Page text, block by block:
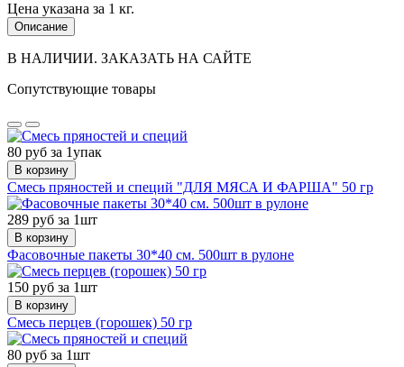
Цена указана за 1 кг.
Описание
В НАЛИЧИИ. ЗАКАЗАТЬ НА САЙТЕ
Сопутствующие товары
80 руб за 1упак
В корзину
Смесь пряностей и специй "ДЛЯ МЯСА И ФАРША" 50 гр
289 руб за 1шт
В корзину
Фасовочные пакеты 30*40 см. 500шт в рулоне
150 руб за 1шт
В корзину
Смесь перцев (горошек) 50 гр
80 руб за 1шт